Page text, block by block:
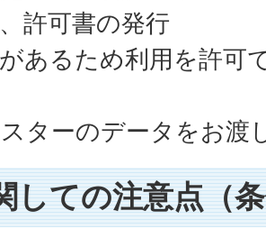
許可書の発行
があるため利用を許可
ターのデータをお渡
しての注意点（